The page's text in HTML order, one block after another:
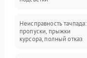
Батарея
Сеть и интернет
Неисправность тачпада:
пропуски, прыжки
курсора, полный отказ